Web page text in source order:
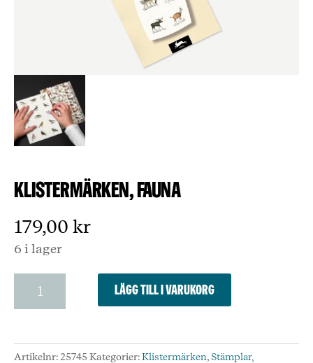
Klistermärken, Fauna
179,00 kr
6 i lager
Fauna
mängd
Lägg till i varukorg
Artikelnr: 25745 Kategorier:Klistermärken,Stämplar,